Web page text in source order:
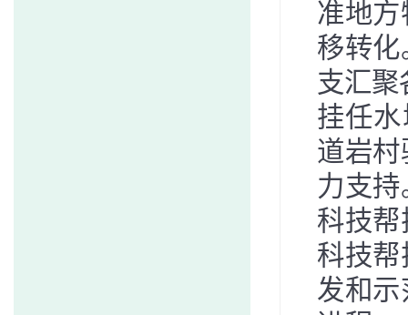
准地
移转
支汇聚
挂任
道岩
力支持
科技
科技
发和